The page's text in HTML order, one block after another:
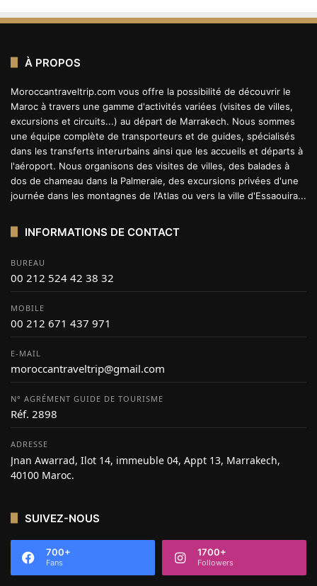
À PROPOS
Moroccantraveltrip.com vous offre la possibilité de découvrir le
Maroc à travers une gamme d'activités variées (visites de villes,
excursions et circuits...) au départ de Marrakech. Nous sommes
une équipe complète de transporteurs et de guides, spécialisés
dans les transferts interurbains ainsi que les accueils et départs à
l'aéroport. Nous organisons des visites de villes, des balades à
dos de chameau dans la Palmeraie, des excursions privées d'une
journée dans les montagnes de l'Atlas ou vers la ville d'Essaouira...
INFORMATIONS DE CONTACT
BUREAU
00 212 524 42 38 32
MOBILE
00 212 671 437 971
E-MAIL
moroccantraveltrip@gmail.com
N° AGRÉMENT GUIDE DE TOURISME
Réf. 2898
ADRESSE
Jnan Awarrad, Ilot 14, immeuble 04, Appt 13, Marrakech,
40100 Maroc.
SUIVEZ-NOUS
700+
Fans
1700+
Followers